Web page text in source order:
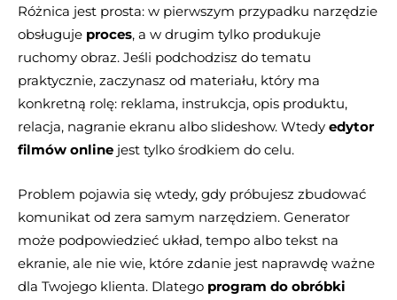
Różnica jest prosta: w pierwszym przypadku narzędzie
obsługuje proces, a w drugim tylko produkuje
ruchomy obraz. Jeśli podchodzisz do tematu
praktycznie, zaczynasz od materiału, który ma
konkretną rolę: reklama, instrukcja, opis produktu,
relacja, nagranie ekranu albo slideshow. Wtedy edytor
filmów online jest tylko środkiem do celu.
Problem pojawia się wtedy, gdy próbujesz zbudować
komunikat od zera samym narzędziem. Generator
może podpowiedzieć układ, tempo albo tekst na
ekranie, ale nie wie, które zdanie jest naprawdę ważne
dla Twojego klienta. Dlatego program do obróbki